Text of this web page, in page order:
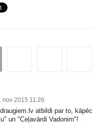
nov 2015 11:26
draugiem.lv atbildi par to,
un "Ceļavārdi Vadonim"!